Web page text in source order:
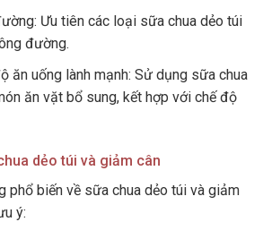
Ưu tiên các loại sữa chua dẻo túi
đường.
ăn uống lành mạnh: Sử dụng sữa chua
ăn vặt bổ sung, kết hợp với chế độ
dẻo túi và giảm cân
phổ biến về sữa chua dẻo túi và giảm
ý: